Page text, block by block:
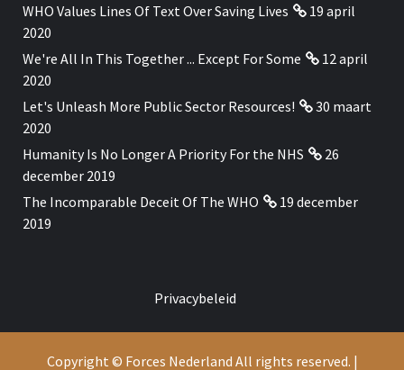
WHO Values Lines Of Text Over Saving Lives
19 april
2020
We're All In This Together ... Except For Some
12 april
2020
Let's Unleash More Public Sector Resources!
30 maart
2020
Humanity Is No Longer A Priority For the NHS
26
december 2019
The Incomparable Deceit Of The WHO
19 december
2019
Privacybeleid
Copyright © Forces Nederland All rights reserved. |